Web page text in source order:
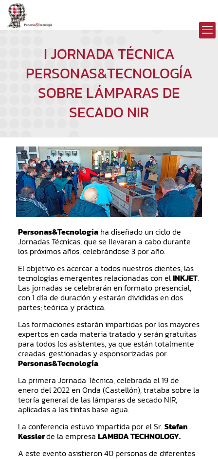
I JORNADA TÉCNICA
PERSONAS&TECNOLOGÍA
SOBRE LÁMPARAS DE
SECADO NIR
Personas&Tecnologíaha diseñado un ciclo de
Jornadas Técnicas, que se llevaran a cabo durante
los próximos años, celebrándose 3 por año.
El objetivo es acercar a todos nuestros clientes, las
tecnologías emergentes relacionadas con elINKJET.
Las jornadas se celebrarán en formato presencial,
con 1 día de duración y estarán divididas en dos
partes; teórica y práctica.
Las formaciones estarán impartidas por los mayores
expertos en cada materia tratado y serán gratuitas
para todos los asistentes, ya que están totalmente
creadas, gestionadas y esponsorizadas por
Personas&Tecnología.
La primera Jornada Técnica, celebrada el 19 de
enero del 2022 en Onda (Castellón), trataba sobre la
teoría general de las lámparas de secado NIR,
aplicadas a las tintas base agua.
La conferencia estuvo impartida por el Sr. Stefan
Kesslerde la empresa LAMBDA TECHNOLOGY.
A este evento asistieron 40 personas de diferentes